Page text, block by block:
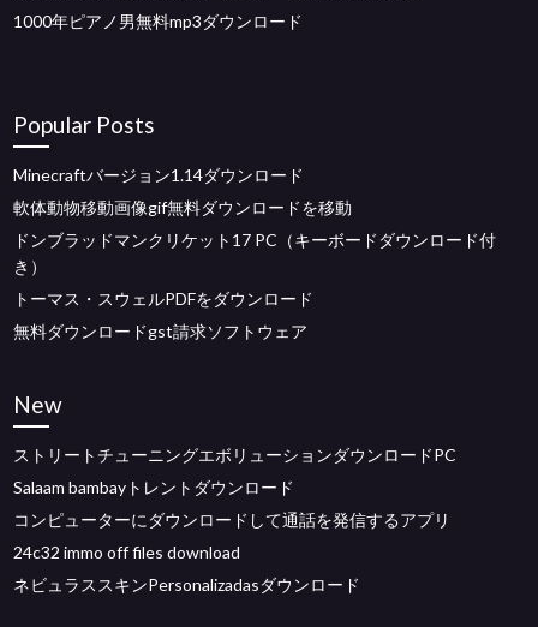
1000年ピアノ男無料mp3ダウンロード
Popular Posts
Minecraftバージョン1.14ダウンロード
軟体動物移動画像gif無料ダウンロードを移動
ドンブラッドマンクリケット17 PC（キーボードダウンロード付
き）
トーマス・スウェルPDFをダウンロード
無料ダウンロードgst請求ソフトウェア
New
ストリートチューニングエボリューションダウンロードPC
Salaam bambayトレントダウンロード
コンピューターにダウンロードして通話を発信するアプリ
24c32 immo off files download
ネビュラススキンPersonalizadasダウンロード